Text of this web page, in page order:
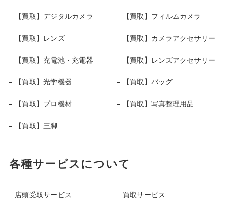
【買取】デジタルカメラ 【買取】フィルムカメラ
【買取】レンズ 【買取】カメラアクセサリー
【買取】充電池・充電器 【買取】レンズアクセサリー
【買取】光学機器 【買取】バッグ
【買取】プロ機材 【買取】写真整理用品
【買取】三脚
各種サービスについて
店頭受取サービス 買取サービス